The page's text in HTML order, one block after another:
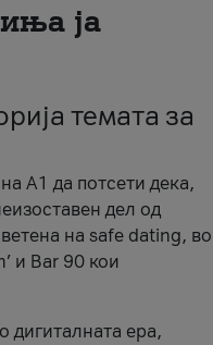
ја
темата за
А1 да потсети дека,
дел од
на safe dating, во
и Bar 90 кои
дигиталната ера,